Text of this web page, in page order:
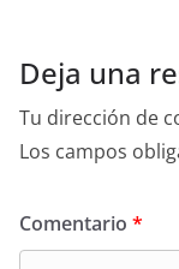
Deja una
Tu dirección de
Los campos
Comentario *